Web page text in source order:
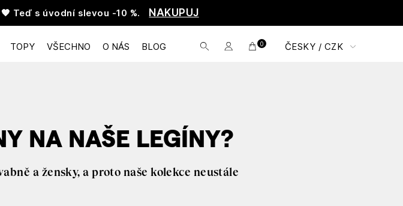
Teď s úvodní slevou -10 %. NAKUPUJ
TOPY VŠECHNO O NÁS BLOG 0 ČESKY / CZK
NA NAŠE LEGÍNY?
a žensky, a proto naše kolekce neustále